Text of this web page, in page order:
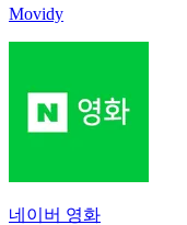
Movidy
네이버 영화